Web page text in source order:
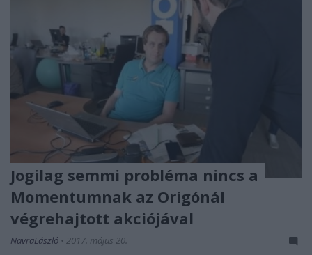
Jogilag semmi probléma nincs a
Momentumnak az Origónál
végrehajtott akciójával
NavraLászló • 2017. május 20.